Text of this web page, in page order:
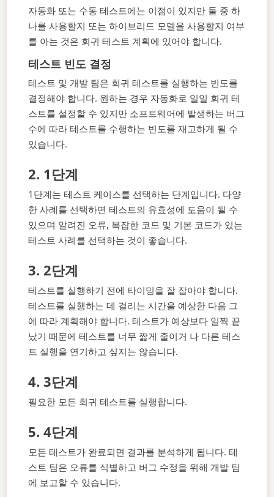
자동화 또는 수동 테스트에는 이점이 있지만 둘 중 하
나를 사용할지 또는 하이브리드 모델을 사용할지 여부
를 아는 것은 회귀 테스트 계획에 있어야 합니다.
테스트 빈도 결정
테스트 및 개발 팀은 회귀 테스트를 실행하는 빈도를
결정해야 합니다. 원하는 경우 자동화로 일일 회귀 테
스트를 설정할 수 있지만 소프트웨어에 발생하는 버그
수에 따라 테스트를 수행하는 빈도를 재고하게 될 수
있습니다.
2. 1단계
1단계는 테스트 케이스를 선택하는 단계입니다. 다양
한 사례를 선택하면 테스트의 유효성에 도움이 될 수
있으며 알려진 오류, 복잡한 코드 및 기본 코드가 있는
테스트 사례를 선택하는 것이 좋습니다.
3. 2단계
테스트를 실행하기 전에 타이밍을 잘 잡아야 합니다.
테스트를 실행하는 데 걸리는 시간을 예상한 다음 그
에 따라 계획해야 합니다. 테스트가 예상보다 일찍 끝
났기 때문에 테스트를 너무 짧게 줄이거 나 다른 테스
트 실행을 연기하고 싶지는 않습니다.
4. 3단계
필요한 모든 회귀 테스트를 실행합니다.
5. 4단계
모든 테스트가 완료되면 결과를 분석하게 됩니다. 테
스트 팀은 오류를 식별하고 버그 수정을 위해 개발 팀
에 보고할 수 있습니다.